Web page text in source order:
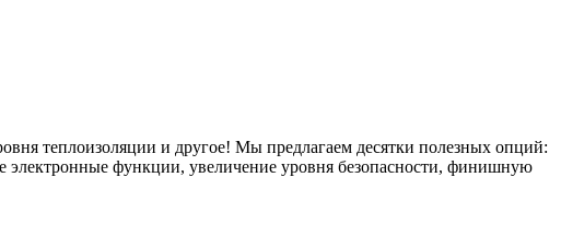
теплоизоляции и другое! Мы предлагаем десятки полезных опций:
электронные функции, увеличение уровня безопасности, финишную